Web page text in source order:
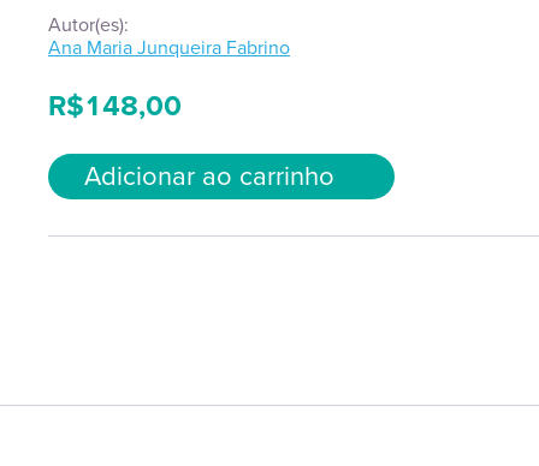
Autor(es):
Ana Maria Junqueira Fabrino
R$148,00
Adicionar ao carrinho